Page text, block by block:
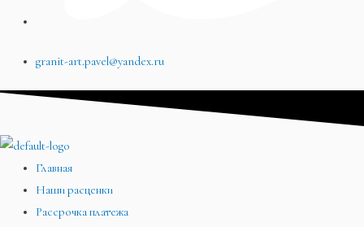
granit-art.pavel@yandex.ru
Главная
Наши расценки
Рассрочка платежа